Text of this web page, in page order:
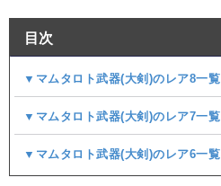
目次
▼マムタロト武器(大剣)のレア8一覧
▼マムタロト武器(大剣)のレア7一覧
▼マムタロト武器(大剣)のレア6一覧